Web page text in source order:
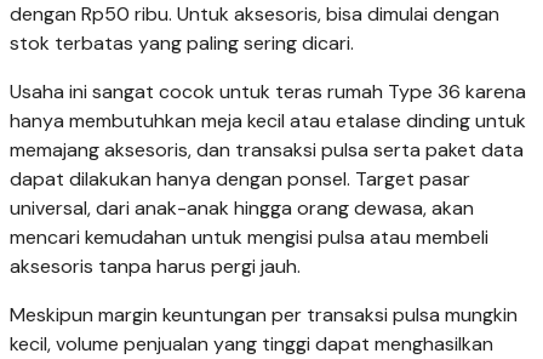
dengan Rp50 ribu. Untuk aksesoris, bisa dimulai dengan
stok terbatas yang paling sering dicari.
Usaha ini sangat cocok untuk teras rumah Type 36 karena
hanya membutuhkan meja kecil atau etalase dinding untuk
memajang aksesoris, dan transaksi pulsa serta paket data
dapat dilakukan hanya dengan ponsel. Target pasar
universal, dari anak-anak hingga orang dewasa, akan
mencari kemudahan untuk mengisi pulsa atau membeli
aksesoris tanpa harus pergi jauh.
Meskipun margin keuntungan per transaksi pulsa mungkin
kecil, volume penjualan yang tinggi dapat menghasilkan